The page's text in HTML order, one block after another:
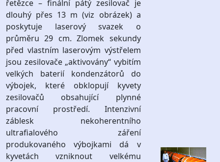
řetězce – finální pátý zesilovač je
dlouhý přes 13 m (viz obrázek) a
poskytuje laserový svazek o
průměru 29 cm. Zlomek sekundy
před vlastním laserovým výstřelem
jsou zesilovače „aktivovány“ vybitím
velkých baterií kondenzátorů do
výbojek, které obklopují kyvety
zesilovačů obsahující plynné
pracovní prostředí. Intenzivní
záblesk nekoherentního
ultrafialového záření
produkovaného výbojkami dá v
kyvetách vzniknout velkému